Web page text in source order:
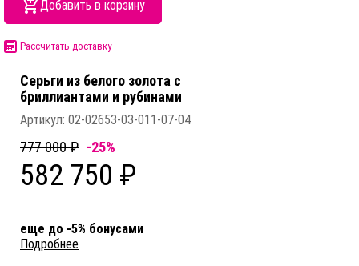
Добавить в корзину
Рассчитать доставку
Серьги из белого золота c
бриллиантами и рубинами
Артикул: 02-02653-03-011-07-04
777 000 ₽ -25%
582 750 ₽
еще до -5% бонусами
Подробнее